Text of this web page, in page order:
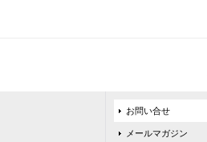
お問い合せ
メールマガジン